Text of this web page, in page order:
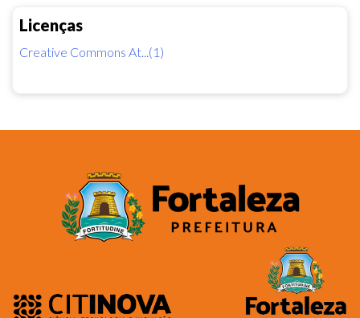
Licenças
Creative Commons At...(1)